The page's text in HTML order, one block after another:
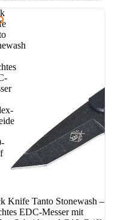
Knife Tanto Stonewash –
EDC-Messer mit